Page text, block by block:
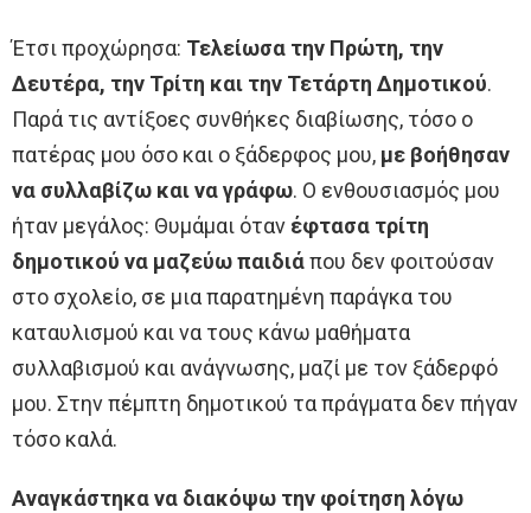
Έτσι προχώρησα: Τελείωσα την Πρώτη, την
Δευτέρα, την Τρίτη και την Τετάρτη Δημοτικού.
Παρά τις αντίξοες συνθήκες διαβίωσης, τόσο ο
πατέρας μου όσο και ο ξάδερφος μου, με βοήθησαν
να συλλαβίζω και να γράφω. Ο ενθουσιασμός μου
ήταν μεγάλος: Θυμάμαι όταν έφτασα τρίτη
δημοτικού να μαζεύω παιδιάπου δεν φοιτούσαν
στο σχολείο, σε μια παρατημένη παράγκα του
καταυλισμού και να τους κάνω μαθήματα
συλλαβισμού και ανάγνωσης, μαζί με τον ξάδερφό
μου. Στην πέμπτη δημοτικού τα πράγματα δεν πήγαν
τόσο καλά.
Αναγκάστηκα να διακόψω την φοίτηση λόγω